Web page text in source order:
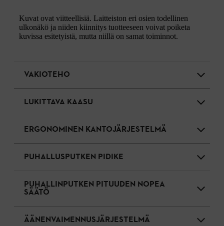
Kuvat ovat viitteellisiä. Laitteiston eri osien todellinen
ulkonäkö ja niiden kiinnitys tuotteeseen voivat poiketa
kuvissa esitetyistä, mutta niillä on samat toiminnot.
VAKIOTEHO
LUKITTAVA KAASU
ERGONOMINEN KANTOJÄRJESTELMÄ
PUHALLUSPUTKEN PIDIKE
PUHALLINPUTKEN PITUUDEN NOPEA
SÄÄTÖ
ÄÄNENVAIMENNUSJÄRJESTELMÄ